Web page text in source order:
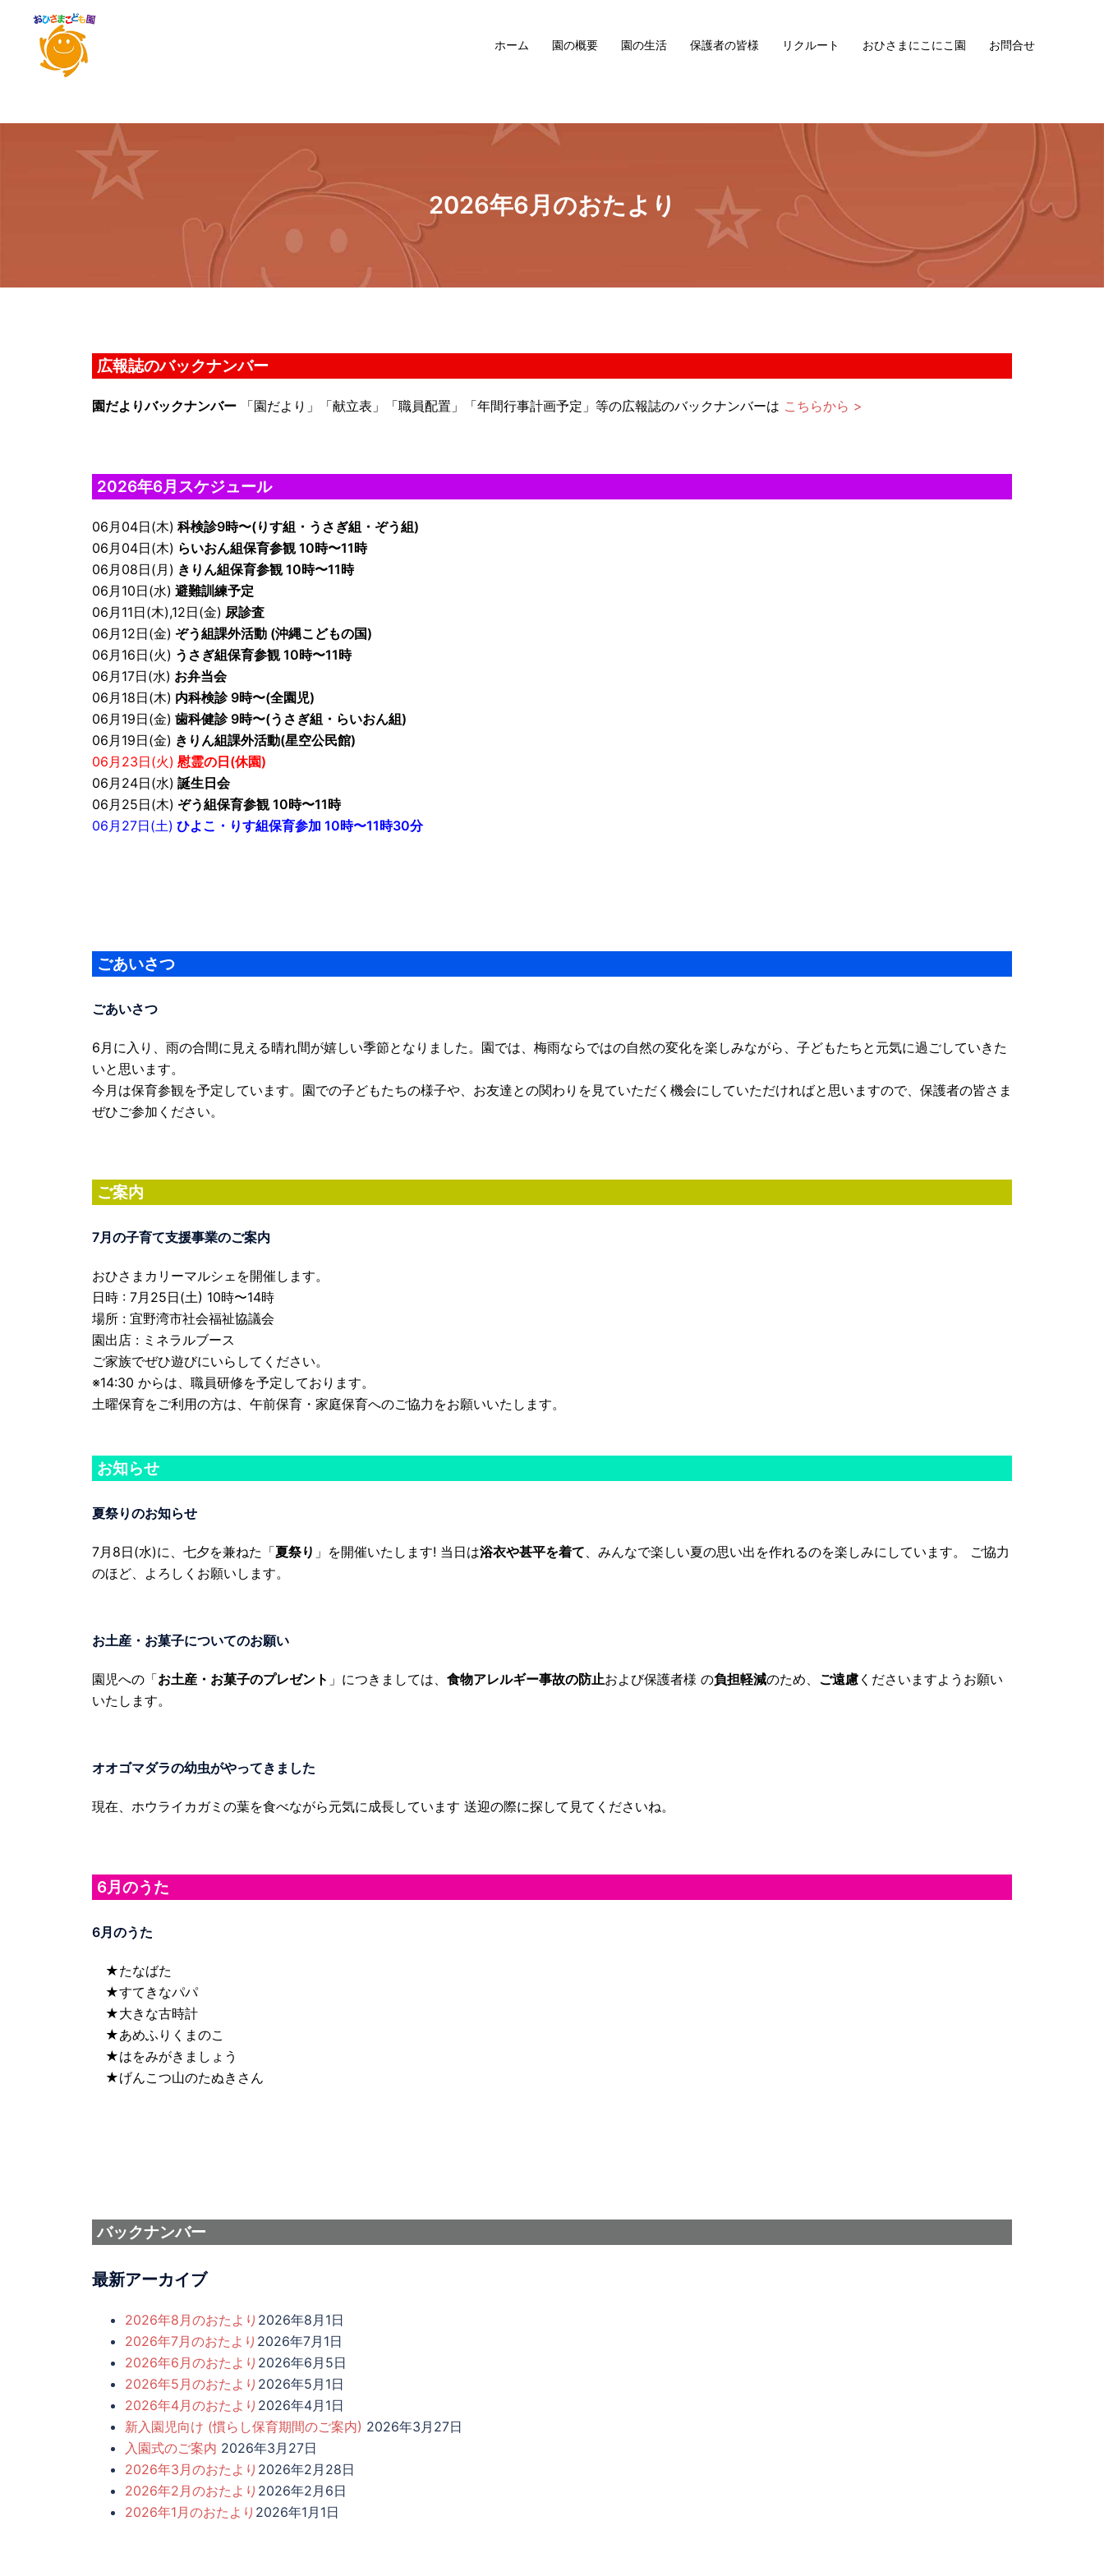
ホーム 園の概要 園の生活 保護者の皆様 リクルート おひさまにこにこ園 お問合せ
2026年6月のおたより
広報誌のバックナンバー
園だよりバックナンバー 「園だより」「献立表」「職員配置」「年間行事計画予定」等の広報誌のバックナンバーは こちらから >
2026年6月スケジュール
06月04日(木) 科検診9時〜(りす組・うさぎ組・ぞう組)
06月04日(木) らいおん組保育参観 10時〜11時
06月08日(月) きりん組保育参観 10時〜11時
06月10日(水) 避難訓練予定
06月11日(木),12日(金) 尿診査
06月12日(金) ぞう組課外活動 (沖縄こどもの国)
06月16日(火) うさぎ組保育参観 10時〜11時
06月17日(水) お弁当会
06月18日(木) 内科検診 9時〜(全園児)
06月19日(金) 歯科健診 9時〜(うさぎ組・らいおん組)
06月19日(金) きりん組課外活動(星空公民館)
06月23日(火) 慰霊の日(休園)
06月24日(水) 誕生日会
06月25日(木) ぞう組保育参観 10時〜11時
06月27日(土) ひよこ・りす組保育参加 10時〜11時30分
ごあいさつ
ごあいさつ​
6月に入り、雨の合間に見える晴れ間が嬉しい季節となりました。園では、梅雨ならではの自然の変化を楽しみながら、子どもたちと元気に過ごしていきた
いと思います。
今月は保育参観を予定しています。園での子どもたちの様子や、お友達との関わりを見ていただく機会にしていただければと思いますので、保護者の皆さま
ぜひご参加ください。
ご案内
7月の子育て支援事業のご案内
おひさまカリーマルシェを開催します。
日時 : 7月25日(土) 10時〜14時
場所 : 宜野湾市社会福祉協議会
園出店 : ミネラルブース
ご家族でぜひ遊びにいらしてください。
※14:30 からは、職員研修を予定しております。
土曜保育をご利用の方は、午前保育・家庭保育へのご協力をお願いいたします。
お知らせ
夏祭りのお知らせ
7月8日(水)に、七夕を兼ねた「夏祭り 」を開催いたします! 当日は浴衣や甚平を着て 、みんなで楽しい夏の思い出を作れるのを楽しみにしています。 ご協力
のほど、よろしくお願いします。
お土産・お菓子についてのお願い
園児への「お土産・お菓子のプレゼント 」につきましては、 食物アレルギー事故の防止および保護者様 の負担軽減のため、 ご遠慮 くださいますようお願い
いたします。
オオゴマダラの幼虫がやってきました
現在、ホウライカガミの葉を食べながら元気に成長しています 送迎の際に探して見てくださいね。
6月のうた
6月のうた
★たなばた
★すてきなパパ
★大きな古時計
★あめふりくまのこ
★はをみがきましょう
★げんこつ山のたぬきさん
バックナンバー
最新アーカイブ
2026年8月のおたより​ 2026年8月1日
2026年7月のおたより​ 2026年7月1日
2026年6月のおたより​ 2026年6月5日
2026年5月のおたより​ 2026年5月1日
2026年4月のおたより​ 2026年4月1日
新入園児向け (慣らし保育期間のご案内) 2026年3月27日
入園式のご案内 2026年3月27日
2026年3月のおたより​ 2026年2月28日
2026年2月のおたより​ 2026年2月6日
2026年1月のおたより​ 2026年1月1日